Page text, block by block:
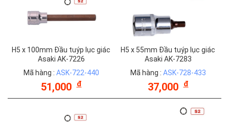
H5 x 100mm Đầu tuýp lục giác
Asaki AK-7226
Mã hàng : ASK-722-440
51,000 đ
H5 x 55mm Đầu tuýp lục giác
Asaki AK-7283
Mã hàng : ASK-728-433
37,000 đ